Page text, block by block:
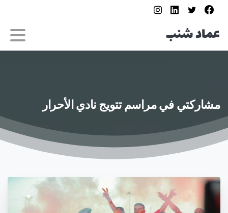
مشاركتيفيمراسمتتويجناديالأحرار